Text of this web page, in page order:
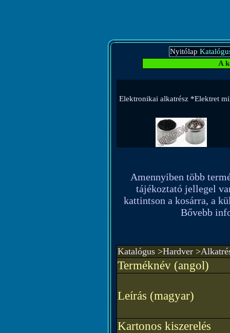
Nyitólap
A
Elektronikai alkatrész *Elektret
Amennyiben több
tájékoztató jellegel
kattintson a kosárra, a
Bővebb
Katalógus>Hardver>
Terméknév (angol)
Leírás (magyar)
Kartonos kiszerelés